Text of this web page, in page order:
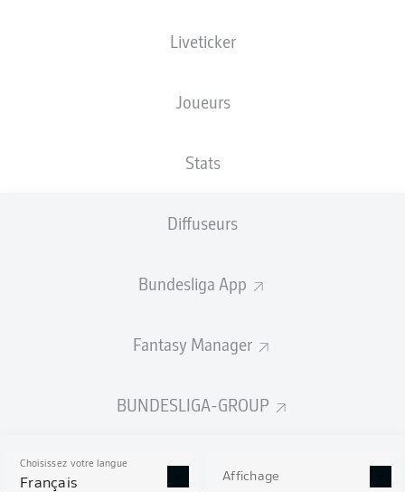
Liveticker
Joueurs
Stats
Diffuseurs
Bundesliga App
Fantasy Manager
BUNDESLIGA-GROUP
Choisissez votre langue
Français Affichage
STATS DE LA SAISON
2025/2026